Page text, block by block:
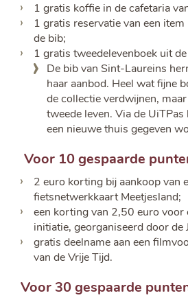
1 gratis koffie in de cafetaria
1 gratis reservatie van een
de bib;
1 gratis tweedelevenboek uit
De bib van Sint-Laureins
haar aanbod. Heel wat fijne
de collectie verdwijnen,
tweede leven. Via de UiTPas
een nieuwe thuis gegeven
Voor 10 gespaarde
2 euro korting bij aankoop van
fietsnetwerkkaart Meetjesland;
een korting van 2,50 euro voor
initiatie, georganiseerd door de
gratis deelname aan een
van de Vrije Tijd.
Voor 30 gespaarde